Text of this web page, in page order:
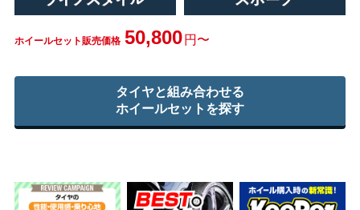
ホイールセット販売価格 50,800 円〜
タイヤと組み合わせる
ホイールセットを探す